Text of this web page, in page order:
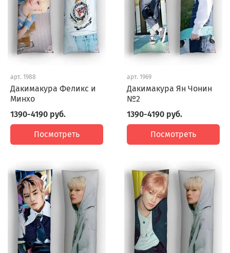
арт. 1988
Дакимакура Феликс и
Минхо
1390-4190 руб.
Посмотреть
арт. 1969
Дакимакура Ян Чонин
№2
1390-4190 руб.
Посмотреть